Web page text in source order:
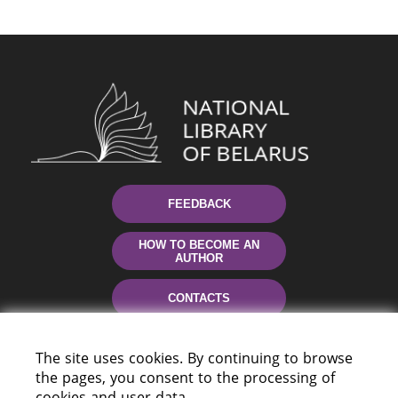
FEEDBACK
HOW TO BECOME AN
AUTHOR
CONTACTS
The site uses cookies. By continuing to browse
the pages, you consent to the processing of